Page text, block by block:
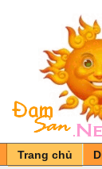
Trang chủ